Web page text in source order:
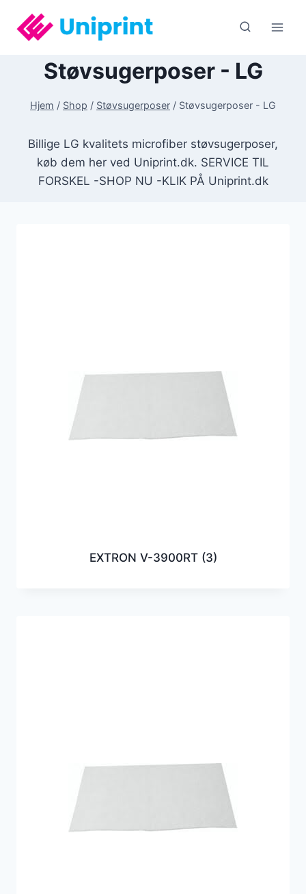
indhold
Støvsugerposer - LG
Hjem / Shop / Støvsugerposer / Støvsugerposer - LG
Billige LG kvalitets microfiber støvsugerposer,
køb dem her ved Uniprint.dk. SERVICE TIL
FORSKEL -SHOP NU -KLIK PÅ Uniprint.dk
EXTRON V-3900RT (3)